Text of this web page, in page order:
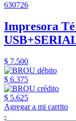
630726
Impresora
$ 7.500
$ 6.375
$ 5.625
Agregar a mi carrito
-